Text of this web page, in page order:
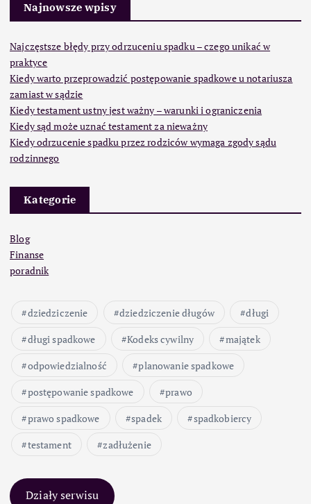
Najnowsze wpisy
Najczęstsze błędy przy odrzuceniu spadku – czego unikać w
praktyce
Kiedy warto przeprowadzić postępowanie spadkowe u notariusza
zamiast w sądzie
Kiedy testament ustny jest ważny – warunki i ograniczenia
Kiedy sąd może uznać testament za nieważny
Kiedy odrzucenie spadku przez rodziców wymaga zgody sądu
rodzinnego
Kategorie
Blog
Finanse
poradnik
dziedziczenie dziedziczenie długów
długi
długi spadkowe
Kodeks cywilny
majątek
odpowiedzialność
planowanie spadkowe
postępowanie spadkowe
prawo
prawo spadkowe
spadek
spadkobiercy
testament
zadłużenie
Działy serwisu